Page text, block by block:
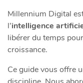
Millennium Digital
l’intelligence
libérer du temps
croissance.
Ce guide vous offre